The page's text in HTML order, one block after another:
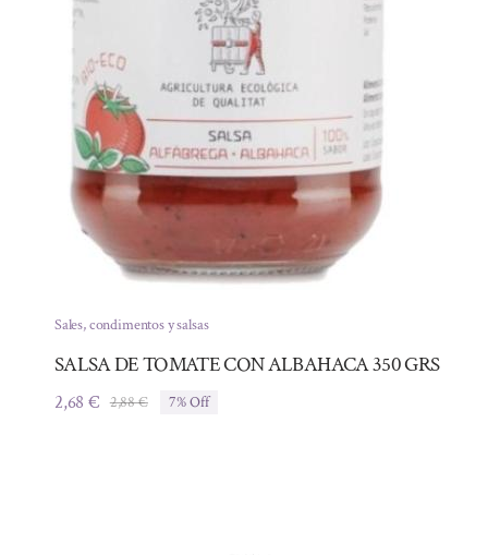
Sales, condimentos y salsas
SALSA DE TOMATE CON ALBAHACA 350 GRS
2,88€El
2,68€
El
7% Off